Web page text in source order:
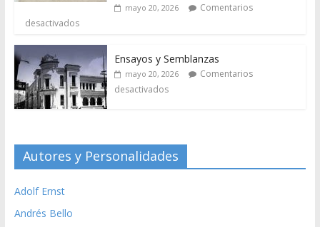
mayo 20, 2026
Comentarios
desactivados
Ensayos y Semblanzas
mayo 20, 2026
Comentarios
desactivados
Autores y Personalidades
Adolf Ernst
Andrés Bello